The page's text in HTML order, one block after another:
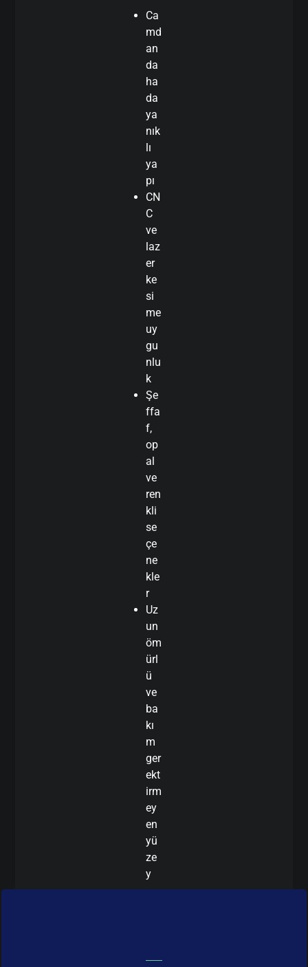
Ca
md
an
da
ha
da
ya
nık
lı
ya
pı
CN
C
ve
laz
er
ke
si
me
uy
gu
nlu
k
Şe
ffa
f,
op
al
ve
ren
kli
se
çe
ne
kle
r
Uz
un
öm
ürl
ü
ve
ba
kı
m
ger
ekt
irm
ey
en
yü
ze
y